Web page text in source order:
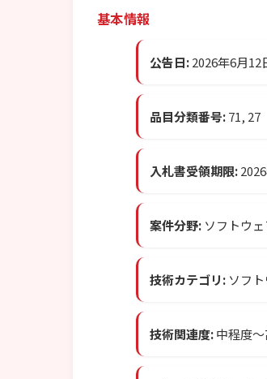
基本情報
公告日:2026年6月12
品目分類番号:71, 27
入札書受領期限:
案件分野: ソフトウ
技術カテゴリ: ソフ
技術関連度:中程度